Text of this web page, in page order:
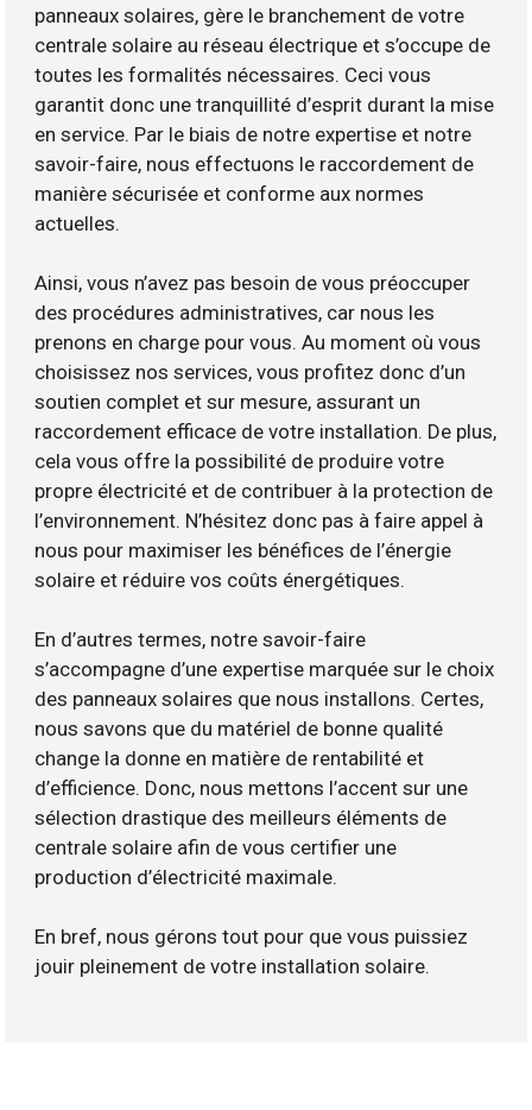
panneaux solaires, gère le branchement de votre
centrale solaire au réseau électrique et s’occupe de
toutes les formalités nécessaires. Ceci vous
garantit donc une tranquillité d’esprit durant la mise
en service. Par le biais de notre expertise et notre
savoir-faire, nous effectuons le raccordement de
manière sécurisée et conforme aux normes
actuelles.
Ainsi, vous n’avez pas besoin de vous préoccuper
des procédures administratives, car nous les
prenons en charge pour vous. Au moment où vous
choisissez nos services, vous profitez donc d’un
soutien complet et sur mesure, assurant un
raccordement efficace de votre installation. De plus,
cela vous offre la possibilité de produire votre
propre électricité et de contribuer à la protection de
l’environnement. N’hésitez donc pas à faire appel à
nous pour maximiser les bénéfices de l’énergie
solaire et réduire vos coûts énergétiques.
En d’autres termes, notre savoir-faire
s’accompagne d’une expertise marquée sur le choix
des panneaux solaires que nous installons. Certes,
nous savons que du matériel de bonne qualité
change la donne en matière de rentabilité et
d’efficience. Donc, nous mettons l’accent sur une
sélection drastique des meilleurs éléments de
centrale solaire afin de vous certifier une
production d’électricité maximale.
En bref, nous gérons tout pour que vous puissiez
jouir pleinement de votre installation solaire.